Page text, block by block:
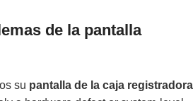
de la pantalla
su pantalla de la caja registradora